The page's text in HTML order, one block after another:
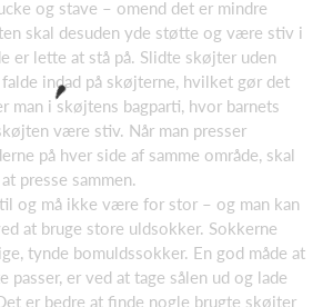
og stave – omend det er mindre
skal desuden yde støtte og være stiv i
er lette at stå på. Slidte skøjter uden
indad på skøjterne, hvilket gør det
man i skøjtens bagparti, hvor barnets
være stiv. Når man presser
på hver side af samme område, skal
presse sammen.
og må ikke være for stor – og man kan
at bruge store uldsokker. Sokkerne
tynde bomuldssokker. En god måde at
passer, er ved at tage sålen ud og lade
er bedre at finde nogle brugte skøjter